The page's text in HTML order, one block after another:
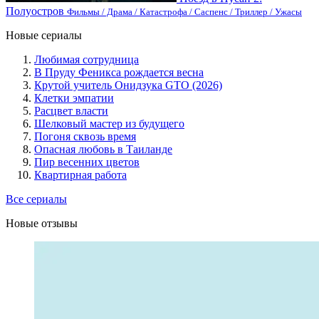
Полуостров Фильмы / Драма / Катастрофа / Саспенс / Триллер / Ужасы
Новые сериалы
Любимая сотрудница
В Пруду Феникса рождается весна
Крутой учитель Онидзука GTO (2026)
Клетки эмпатии
Расцвет власти
Шелковый мастер из будущего
Погоня сквозь время
Опасная любовь в Таиланде
Пир весенних цветов
Квартирная работа
Все сериалы
Новые отзывы